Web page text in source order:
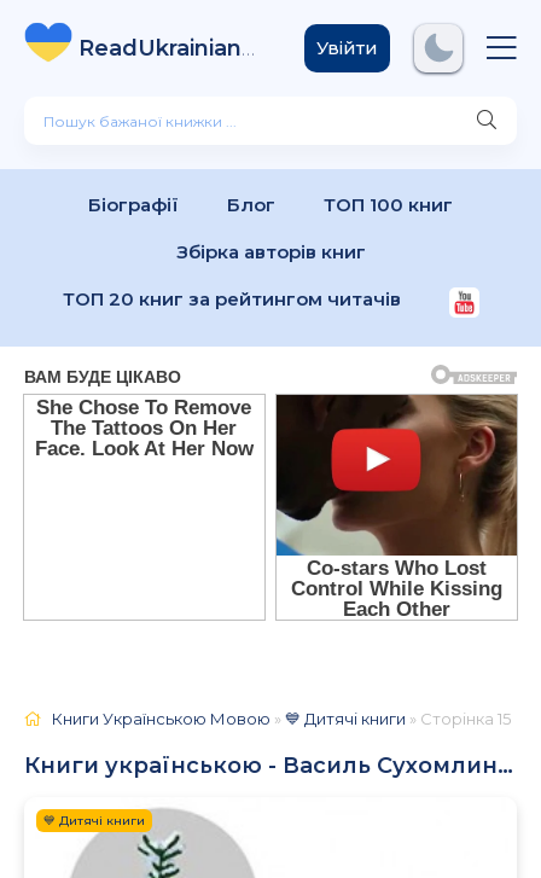
ReadUkrainian
Books .com
Увійти
Біографії Блог ТОП 100 книг
Збірка авторів книг
ТОП 20 книг за рейтингом читачів
Книги Українською Мовою »💙 Дитячі книги » Сторінка 15
Книги українською - Василь Сухомлинський
💙 Дитячі книги